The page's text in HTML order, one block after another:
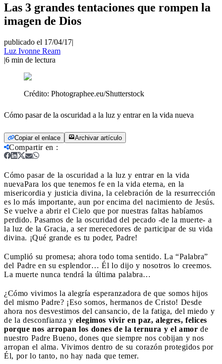
Las 3 grandes tentaciones que rompen la
imagen de Dios
publicado el 17/04/17|
Luz Ivonne Ream
|6 min de lectura
Crédito: Photographee.eu/Shutterstock
Cómo pasar de la oscuridad a la luz y entrar en la vida nueva
Copiar el enlace Archivar artículo
Compartir en :
Cómo pasar de la oscuridad a la luz y entrar en la vida
nuevaPara los que tenemos fe en la vida eterna, en la
misericordia y justicia divina, la celebración de la resurrección
es lo más importante, aun por encima del nacimiento de Jesús.
Se vuelve a abrir el Cielo que por nuestras faltas habíamos
perdido. Pasamos de la oscuridad del pecado -de la muerte- a
la luz de la Gracia, a ser merecedores de participar de su vida
divina. ¡Qué grande es tu poder, Padre!
Cumplió su promesa; ahora todo toma sentido. La “Palabra”
del Padre en su esplendor… Él lo dijo y nosotros lo creemos.
La muerte nunca tendrá la última palabra…
¿Cómo vivimos la alegría esperanzadora de que somos hijos
del mismo Padre? ¡Eso somos, hermanos de Cristo! Desde
ahora nos desvestimos del cansancio, de la fatiga, del miedo y
de la desconfianza y elegimos vivir en paz, alegres, felices
porque nos arropan los dones de la ternura y el amor de
nuestro Padre Bueno, dones que siempre nos cobijan y nos
arropan el alma. Vivimos dentro de su corazón protegidos por
Él, por lo tanto, no hay nada que temer.